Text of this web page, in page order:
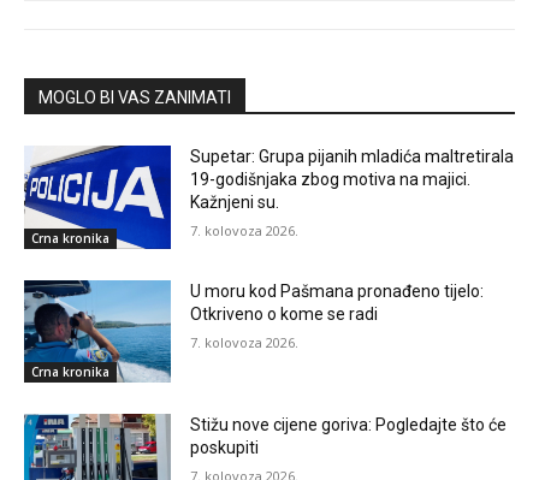
MOGLO BI VAS ZANIMATI
Crna kronika
Supetar: Grupa pijanih mladića maltretirala
19-godišnjaka zbog motiva na majici.
Kažnjeni su.
7. kolovoza 2026.
Crna kronika
U moru kod Pašmana pronađeno tijelo:
Otkriveno o kome se radi
7. kolovoza 2026.
Stižu nove cijene goriva: Pogledajte što će
poskupiti
7. kolovoza 2026.